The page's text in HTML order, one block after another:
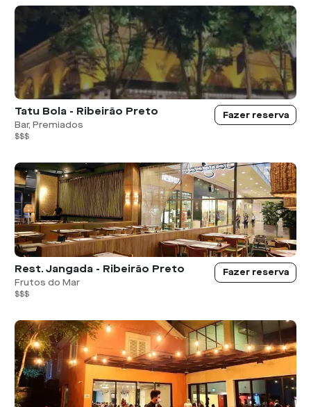
Tatu Bola - Ribeirão Preto
Bar, Premiados
$$$
Fazer reserva
Rest. Jangada - Ribeirão Preto
Frutos do Mar
$$$
Fazer reserva